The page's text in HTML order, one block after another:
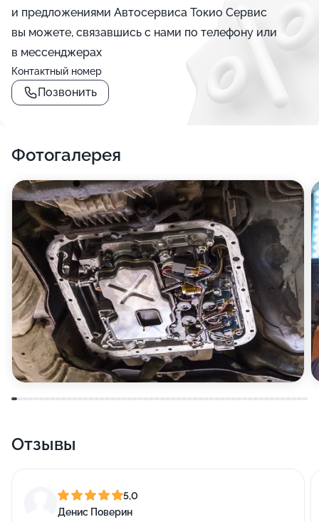
и предложениями Автосервиса Токио Сервис
вы можете, связавшись с нами по телефону или
в мессенджерах
Контактный номер
Позвонить
Фотогалерея
Отзывы
5,0
Денис Поверин